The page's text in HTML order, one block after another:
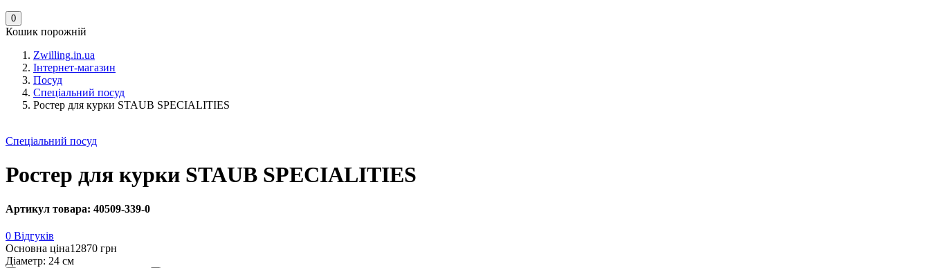
0
Кошик порожній
Zwilling.in.ua
Інтернет-магазин
Посуд
Cпеціальний посуд
Ростер для курки STAUB SPECIALITIES
Cпеціальний посуд
Ростер для курки STAUB SPECIALITIES
Артикул товара: 40509-339-0
0 Відгуків
Основна ціна12870 грн
Діаметр: 24 см